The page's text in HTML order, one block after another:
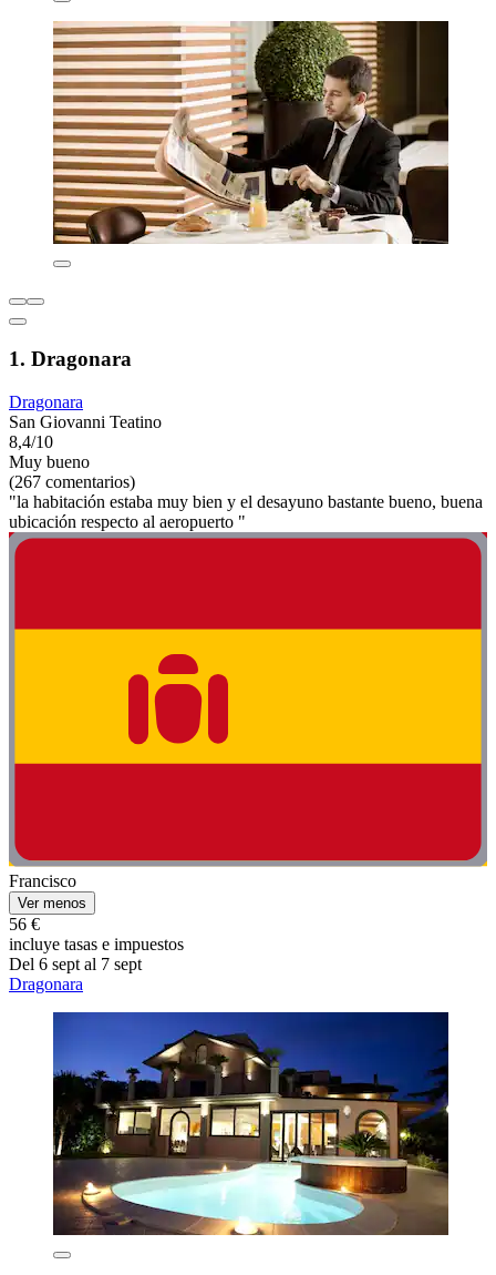
1. Dragonara
Dragonara
San Giovanni Teatino
8,4/10
Muy bueno
(267 comentarios)
"la habitación estaba muy bien y el desayuno bastante bueno, buena
ubicación respecto al aeropuerto "
Francisco
Ver menos
56 €
incluye tasas e impuestos
Del 6 sept al 7 sept
Dragonara